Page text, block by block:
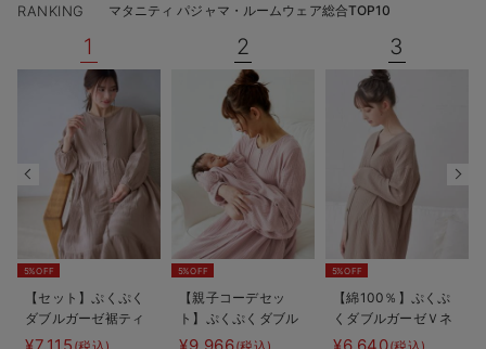
RANKING マタニティ パジャマ・ルームウェア総合TOP10
1
5%OFF
【セット】ぷくぷく
ダブルガーゼ裾ティ
アード3WAYワンピ
2
5%OFF
【親子コーデセッ
ト】ぷくぷくダブル
ガーゼ裾ティアード
3
5%OFF
【綿100％】ぷくぷ
くダブルガーゼＶネ
ックワンピ＆産前産